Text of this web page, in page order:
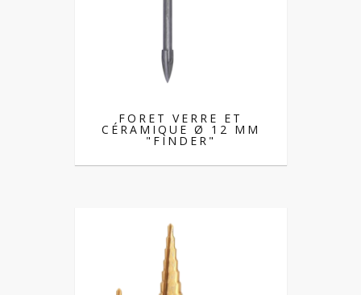
FORET VERRE ET
CÉRAMIQUE Ø 12 MM
"FINDER"